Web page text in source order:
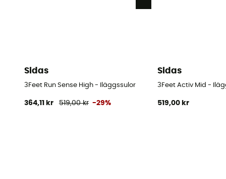
Sidas
3Feet Run Sense High - Iläggssulor
364,11 kr 519,00 kr -29%
Sidas
3Feet Activ Mid -
519,00 kr